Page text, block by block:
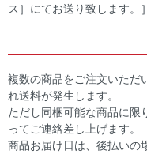
ス］にてお送り致します。
複数の商品をご注文いただ
れ送料が発生します。
ただし同梱可能な商品に限
ってご連絡差し上げます。
商品お届け日は、後払いの